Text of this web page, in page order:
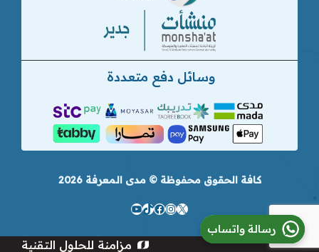
وسائل دفع متعددة
كافة الحقوق محفوظة © مدى المعرفة 2026
إكسإنستجرام
فيسبوك
تيك
توك
يوتيوب
مزامنة للحلول التقنية
رسالة واتساب